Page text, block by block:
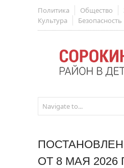
Политика Общество
Культура
Безопасность
ОТ 8 МАЯ 2026